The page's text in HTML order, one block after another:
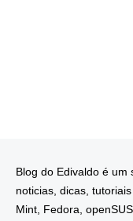
Blog do Edivaldo é um
noticias, dicas,
Mint, Fedora,